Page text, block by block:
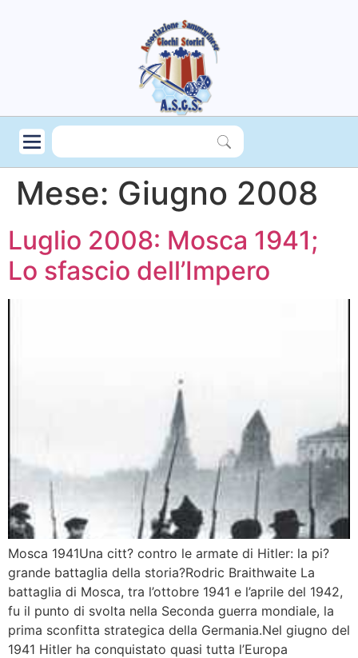
Mese: Giugno 2008
Luglio 2008: Mosca 1941;
Lo sfascio dell’Impero
Mosca 1941Una citt? contro le armate di Hitler: la pi?
grande battaglia della storia?Rodric Braithwaite La
battaglia di Mosca, tra l’ottobre 1941 e l’aprile del 1942,
fu il punto di svolta nella Seconda guerra mondiale, la
prima sconfitta strategica della Germania.Nel giugno del
1941 Hitler ha conquistato quasi tutta l’Europa